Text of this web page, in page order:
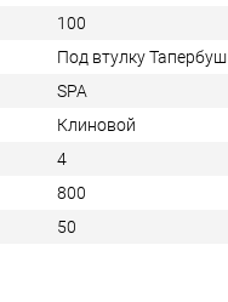
100
Под втулку Тапербуш
SPA
Клиновой
4
800
50